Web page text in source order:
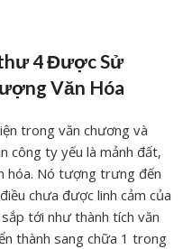
4 Được Sử
Văn Hóa
trong văn chương và
công ty yếu là mảnh đất,
hóa. Nó tượng trưng đến
chưa được linh cảm của
tới như thành tích văn
thành sang chữa 1 trong